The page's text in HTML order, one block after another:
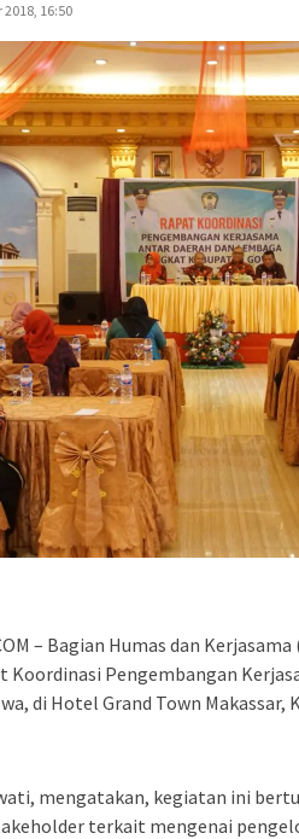
16:50
– Bagian Humas dan
Koordinasi Pengembangan
di Hotel Grand Town Makassar,
mengatakan, kegiatan ini
terkait mengenai